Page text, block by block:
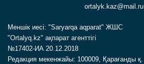
ortalyk.kaz@mail.ru
Меншік иесі: "Saryarqa aqparat" ЖШС
"Ortalyq.kz" ақпарат агенттігі
№17402-ИА 20.12.2018
Редакция мекенжайы: 100009, Қарағанды қ.